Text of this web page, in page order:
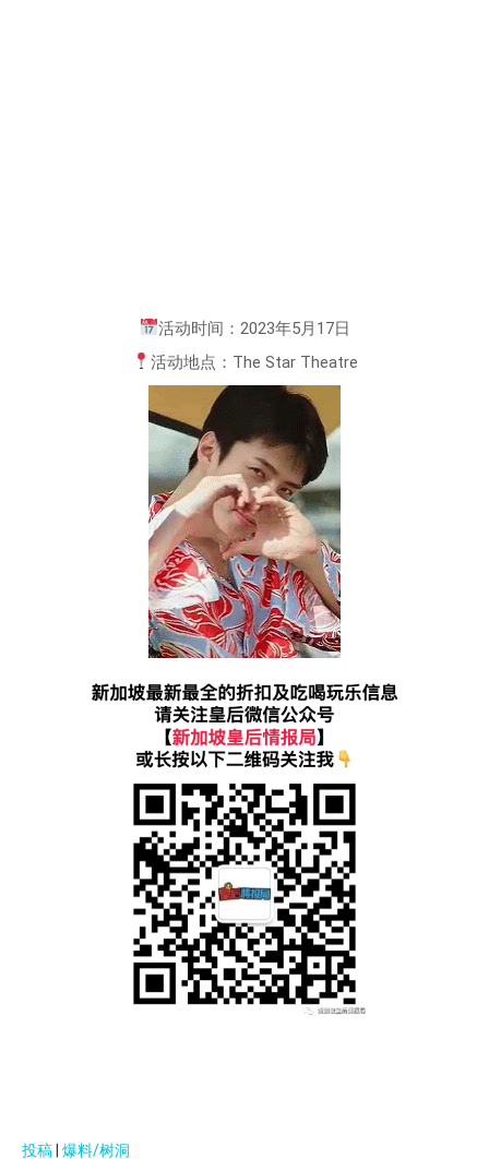
活动时间：2023年5月17日
活动地点：The Star Theatre
投稿 爆料/树洞